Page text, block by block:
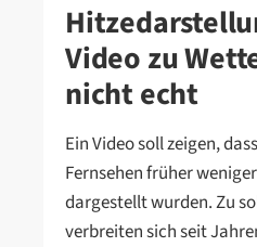
Video zu
nicht echt
Ein Video soll zeigen,
Fernsehen früher
dargestellt wurden. Zu
verbreiten sich seit